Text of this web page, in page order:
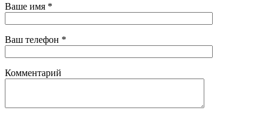
Ваше имя *
Ваш телефон *
Комментарий